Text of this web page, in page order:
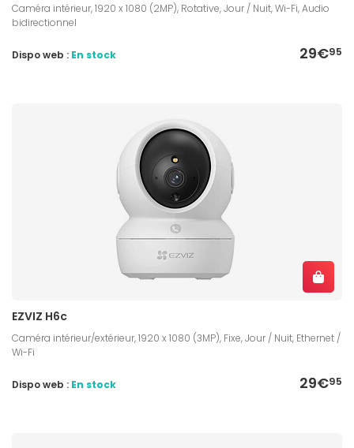
Caméra intérieur, 1920 x 1080 (2MP), Rotative, Jour / Nuit, Wi-Fi, Audio
bidirectionnel
29€95
Dispo web : En stock
EZVIZ H6c
Caméra intérieur/extérieur, 1920 x 1080 (3MP), Fixe, Jour / Nuit, Ethernet /
Wi-Fi
29€95
Dispo web : En stock